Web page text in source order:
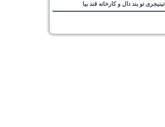
تینیجری تو بند دال و کارخانه قند بیا